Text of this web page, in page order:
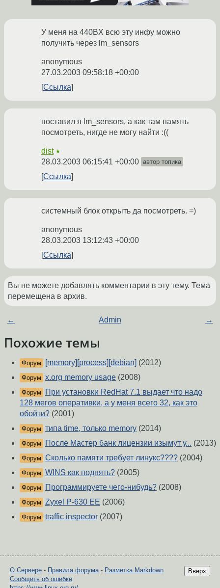
У меня на 440BX всю эту инфу можно
получить через lm_sensors
anonymous
27.03.2003 09:58:18 +00:00
Ссылка
поставил я lm_sensors, а как там память
посмотреть, нигде не могу найти :((
dist ★
28.03.2003 06:15:41 +00:00 автор топика
Ссылка
системный блок открыть да посмотреть. =)
anonymous
28.03.2003 13:12:43 +00:00
Ссылка
Вы не можете добавлять комментарии в эту тему. Тема
перемещена в архив.
← Admin →
Похожие темы
Форум [memory][process][debian] (2012)
Форум x.org memory usage (2008)
Форум
При установки RedHat 7.1 выдает что надо
128 мегов оперативки, а у меня всего 32, как это
обойти? (2001)
Форум типа time, только memory (2014)
Форум После Мастер банк лицензии изымут у... (2013)
Форум Сколько памяти требует линукс???? (2004)
Форум WINS как поднять? (2005)
Форум Программируете чего-нибудь? (2008)
Форум Zyxel P-630 EE (2006)
Форум traffic inspector (2007)
Вверх
О Сервере - Правила форума- Разметка Markdown
Сообщить об ошибке